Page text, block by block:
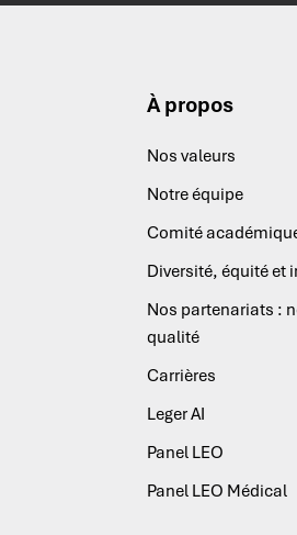
À propos
Nos valeurs
Notre équipe
Comité
Diversité, équité et
Nos partenariats :
qualité
Carrières
Leger AI
Panel LEO
Panel LEO Médical